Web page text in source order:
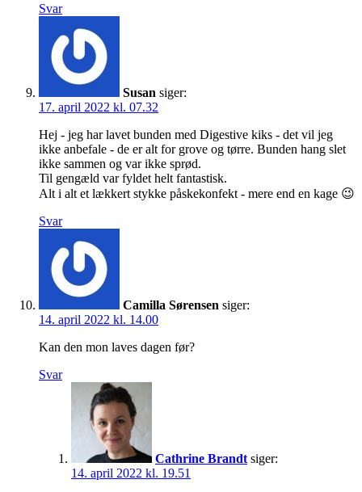
Svar
Susan siger:
17. april 2022 kl. 07.32
Hej - jeg har lavet bunden med Digestive kiks - det vil jeg
ikke anbefale - de er alt for grove og tørre. Bunden hang slet
ikke sammen og var ikke sprød.
Til gengæld var fyldet helt fantastisk.
Alt i alt et lækkert stykke påskekonfekt - mere end en kage 😉
Svar
Camilla Sørensen siger:
14. april 2022 kl. 14.00
Kan den mon laves dagen før?
Svar
Cathrine Brandt siger:
14. april 2022 kl. 19.51